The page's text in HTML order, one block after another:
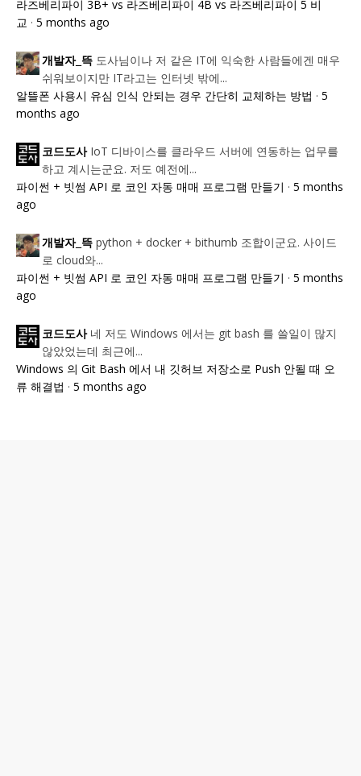
라즈베리파이 3B+ vs 라즈베리파이 4B vs 라즈베리파이 5 비
교 · 5 months ago
개발자_뜩 도사님이나 저 같은 IT에 익숙한 사람들에겐 매우
쉬워보이지만 IT라고는 인터넷 밖에...
알뜰폰 사용시 유심 인식 안되는 경우 간단히 교체하는 방법 · 5
months ago
코드도사 IoT 디바이스를 클라우드 서버에 연동하는 업무를
하고 계시는군요. 저도 예전에...
파이썬 + 빗썸 API 로 코인 자동 매매 프로그램 만들기 · 5 months
ago
개발자_뜩 python + docker + bithumb 조합이군요. 사이드
로 cloud와...
파이썬 + 빗썸 API 로 코인 자동 매매 프로그램 만들기 · 5 months
ago
코드도사 네 저도 Windows 에서는 git bash 를 쓸일이 많지
않았었는데 최근에...
Windows 의 Git Bash 에서 내 깃허브 저장소로 Push 안될 때 오
류 해결법 · 5 months ago